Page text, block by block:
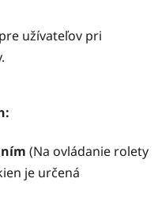
užívateľov pri
(Na ovládanie rolety
je určená